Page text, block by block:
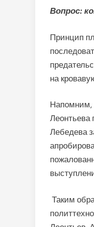
Вопрос:
Принцип
на
Напомним,
Леонтьева
Лебедева
Таким